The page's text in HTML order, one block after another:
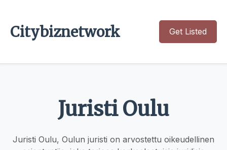
Citybiznetwork Get Listed
Juristi Oulu
Juristi Oulu, Oulun juristi on arvostettu oikeudellinen